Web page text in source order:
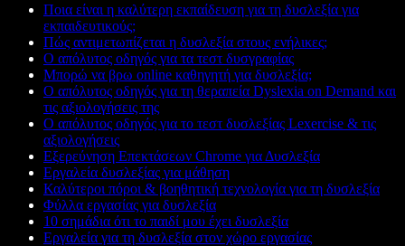
Ποια είναι η καλύτερη εκπαίδευση για τη δυσλεξία για
εκπαιδευτικούς;
Πώς αντιμετωπίζεται η δυσλεξία στους ενήλικες;
Ο απόλυτος οδηγός για τα τεστ δυσγραφίας
Μπορώ να βρω online καθηγητή για δυσλεξία;
Ο απόλυτος οδηγός για τη θεραπεία Dyslexia on Demand και
τις αξιολογήσεις της
Ο απόλυτος οδηγός για το τεστ δυσλεξίας Lexercise & τις
αξιολογήσεις
Εξερεύνηση Επεκτάσεων Chrome για Δυσλεξία
Εργαλεία δυσλεξίας για μάθηση
Καλύτεροι πόροι & βοηθητική τεχνολογία για τη δυσλεξία
Φύλλα εργασίας για δυσλεξία
10 σημάδια ότι το παιδί μου έχει δυσλεξία
Εργαλεία για τη δυσλεξία στον χώρο εργασίας